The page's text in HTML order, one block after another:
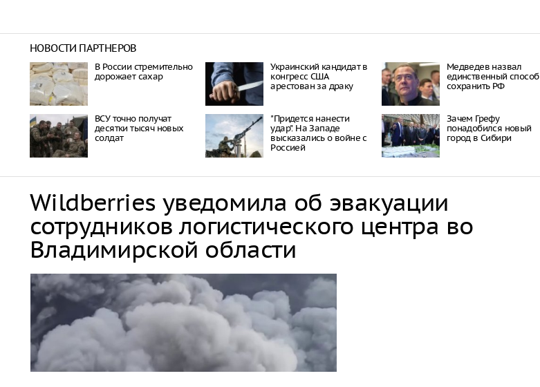
НОВОСТИ ПАРТНЕРОВ
В России стремительно
дорожает сахар
Украинский кандидат в
конгресс США
арестован за драку
Медведев назвал
единственный способ
сохранить РФ
ВСУ точно получат
десятки тысяч новых
солдат
"Придется нанести
удар". На Западе
высказались о войне с
Россией
Зачем Грефу
понадобился новый
город в Сибири
Wildberries уведомила об эвакуации
сотрудников логистического центра во
Владимирской области